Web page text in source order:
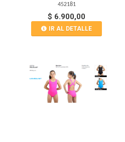
452181
$ 6.900,00
IR AL DETALLE